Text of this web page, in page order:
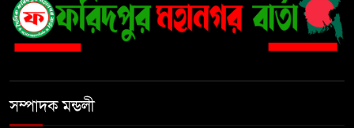
প্রশাসনের হস্তক্ষেপ চান দিনমজুর
নুরুল ইসলাম
সম্পাদক মন্ডলী